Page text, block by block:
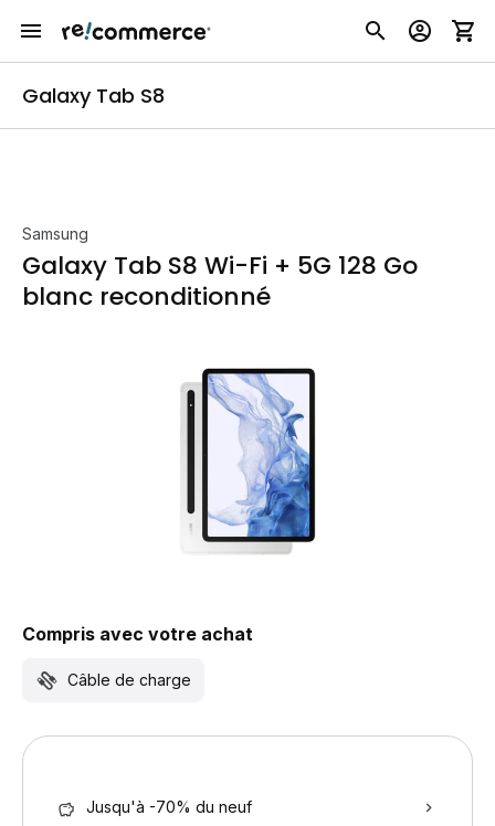
Galaxy Tab S8
Samsung
Galaxy Tab S8 Wi-Fi + 5G 128 Go
blanc reconditionné
Compris avec votre achat
Câble de charge
Jusqu'à -70% du neuf